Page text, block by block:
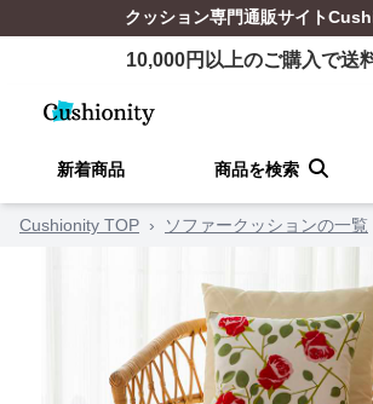
クッション専門通販サイト
10,000円以上のご購入で送
新着商品 商品を検索
Cushionity TOP › ソファークッションの一覧